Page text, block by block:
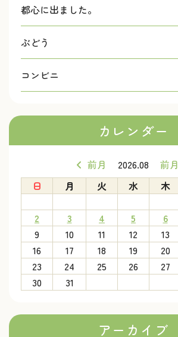
都心に出ました。
ぶどう
コンビニ
カレンダー
前月 2026.08
前月
日
月 火 水 木
2
3 4 5 6
9
10 11 12 13
16
17 18 19 20
23
24 25 26 27
30
31
アーカイブ